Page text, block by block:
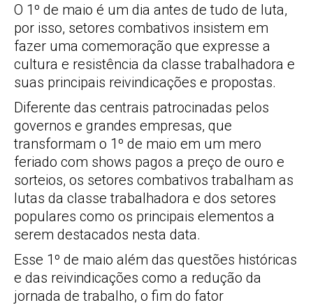
O 1º de maio é um dia antes de tudo de luta,
por isso, setores combativos insistem em
fazer uma comemoração que expresse a
cultura e resistência da classe trabalhadora e
suas principais reivindicações e propostas.
Diferente das centrais patrocinadas pelos
governos e grandes empresas, que
transformam o 1º de maio em um mero
feriado com shows pagos a preço de ouro e
sorteios, os setores combativos trabalham as
lutas da classe trabalhadora e dos setores
populares como os principais elementos a
serem destacados nesta data.
Esse 1º de maio além das questões históricas
e das reivindicações como a redução da
jornada de trabalho, o fim do fator